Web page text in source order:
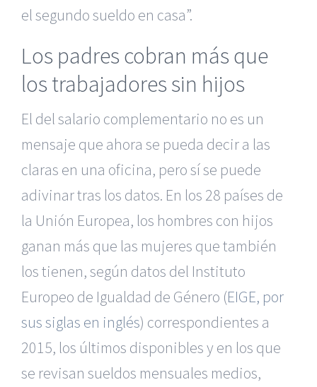
el segundo sueldo en casa”.
Los padres cobran más que
los trabajadores sin hijos
El del salario complementario no es un
mensaje que ahora se pueda decir a las
claras en una oficina, pero sí se puede
adivinar tras los datos. En los 28 países de
la Unión Europea, los hombres con hijos
ganan más que las mujeres que también
los tienen, según datos del Instituto
Europeo de Igualdad de Género (EIGE, por
sus siglas en inglés) correspondientes a
2015, los últimos disponibles y en los que
se revisan sueldos mensuales medios,